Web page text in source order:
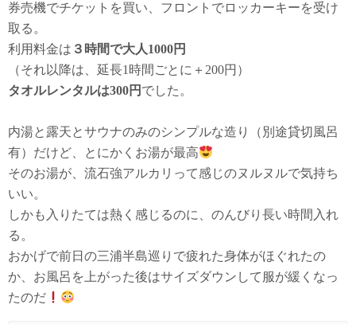
券売機でチケットを買い、フロントでロッカーキーを受け
取る。
利用料金は ３時間で大人1000円
（それ以降は、延長1時間ごとに＋200円）
タオルレンタルは300円 でした。
内湯と露天とサウナのみのシンプルな造り（別途貸切風呂
有）だけど、とにかくお湯が最高
そのお湯が、流石強アルカリって感じのヌルヌルで気持ち
いい。
しかも入りたては熱く感じるのに、のんびり長い時間入れ
る。
おかげで前日の三浦半島巡りで疲れた身体がほぐれたの
か、お風呂を上がった後はサイズダウンして服が緩くなっ
たのだ